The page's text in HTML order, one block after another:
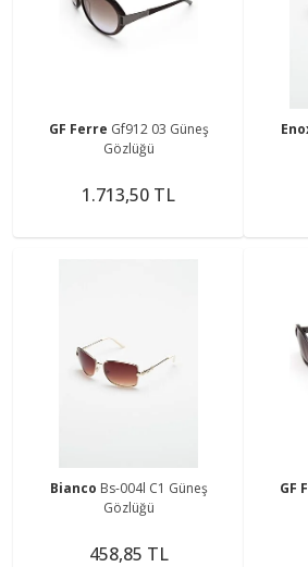
GF Ferre Gf912 03 Güneş
Gözlüğü
1.713,50 TL
Bianco Bs-004l C1 Güneş
Gözlüğü
458,85 TL
GF